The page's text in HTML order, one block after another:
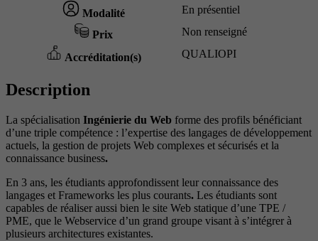
Modalité En présentiel
Prix Non renseigné
Accréditation(s) QUALIOPI
Description
La spécialisation Ingénierie du Web forme des profils bénéficiant
d’une triple compétence : l’expertise des langages de développement
actuels, la gestion de projets Web complexes et sécurisés et la
connaissance business.
En 3 ans, les étudiants approfondissent leur connaissance des
langages et Frameworks les plus courants. Les étudiants sont
capables de réaliser aussi bien le site Web statique d’une TPE /
PME, que le Webservice d’un grand groupe visant à s’intégrer à
plusieurs architectures existantes.